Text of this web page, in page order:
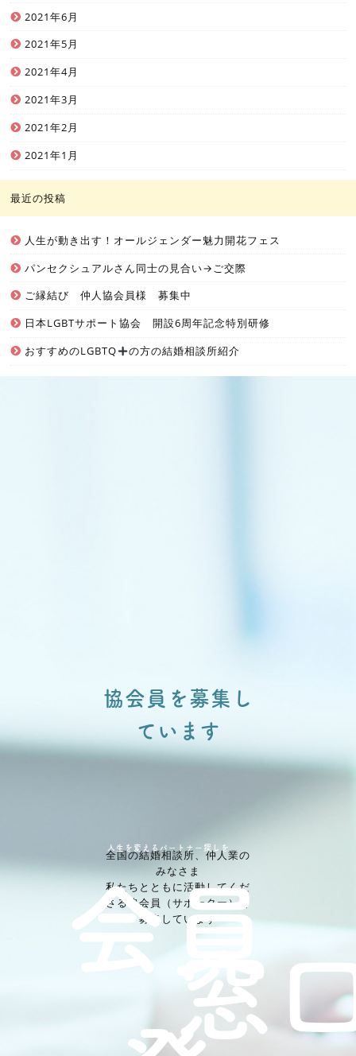
2021年6月
2021年5月
2021年4月
2021年3月
2021年2月
2021年1月
最近の投稿
人生が動き出す！オールジェンダー魅力開花フェス
パンセクシュアルさん同士の見合い→ご交際
ご縁結び 仲人協会員様 募集中
日本LGBTサポート協会 開設6周年記念特別研修
おすすめのLGBTQ
の方の結婚相談所紹介
協会員を募集し
ています
全国の結婚相談所、仲⼈業の
みなさま
私たちとともに活動してくだ
さる協会員（サポーター）を
募集しています
人生を変えるパートナー探しを
会員
窓